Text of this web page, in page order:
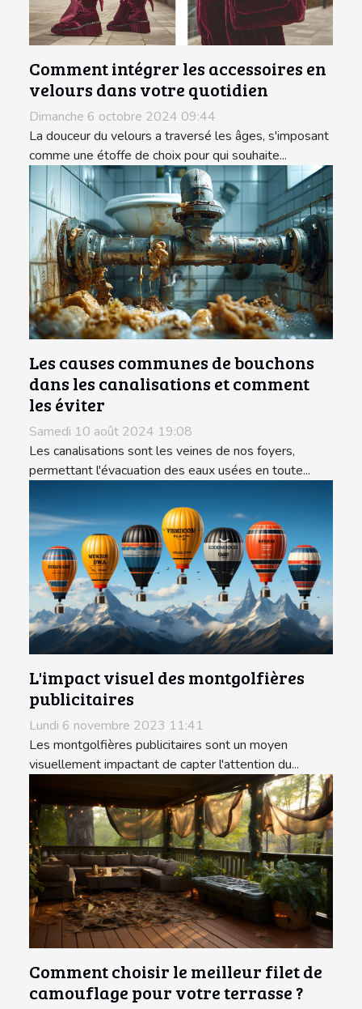
Comment intégrer les accessoires en
velours dans votre quotidien
Dimanche 6 octobre 2024 09:44
La douceur du velours a traversé les âges, s'imposant
comme une étoffe de choix pour qui souhaite...
Les causes communes de bouchons
dans les canalisations et comment
les éviter
Samedi 10 août 2024 19:08
Les canalisations sont les veines de nos foyers,
permettant l'évacuation des eaux usées en toute...
L'impact visuel des montgolfières
publicitaires
Lundi 6 novembre 2023 11:41
Les montgolfières publicitaires sont un moyen
visuellement impactant de capter l'attention du...
Comment choisir le meilleur filet de
camouflage pour votre terrasse ?